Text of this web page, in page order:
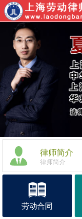
律师简介
律师简介
劳动合同